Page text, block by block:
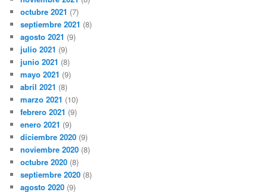
octubre 2021 (7)
septiembre 2021 (8)
agosto 2021 (9)
julio 2021 (9)
junio 2021 (8)
mayo 2021 (9)
abril 2021 (8)
marzo 2021 (10)
febrero 2021 (9)
enero 2021 (9)
diciembre 2020 (9)
noviembre 2020 (8)
octubre 2020 (8)
septiembre 2020 (8)
agosto 2020 (9)